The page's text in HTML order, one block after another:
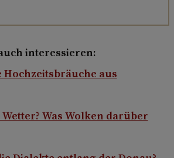
interessieren:
aus
Was Wolken darüber